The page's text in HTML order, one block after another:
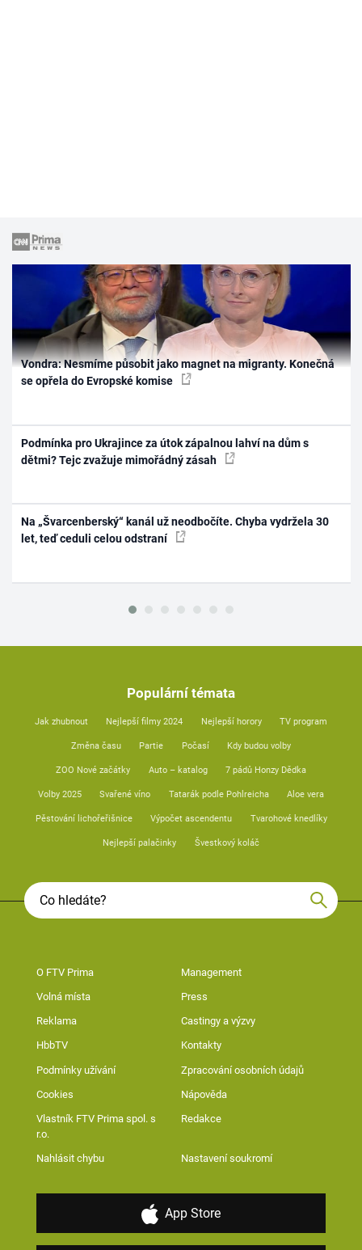
Vondra: Nesmíme působit jako magnet na migranty. Konečná
se opřela do Evropské komise
Podmínka pro Ukrajince za útok zápalnou lahví na dům s
dětmi? Tejc zvažuje mimořádný zásah
Na „Švarcenberský“ kanál už neodbočíte. Chyba vydržela 30
let, teď ceduli celou odstraní
Populární témata
Jak zhubnout Nejlepší filmy 2024 Nejlepší horory TV program
Změna času Partie Počasí Kdy budou volby
ZOO Nové začátky Auto – katalog 7 pádů Honzy Dědka
Volby 2025 Svařené víno Tatarák podle Pohlreicha Aloe vera
Pěstování lichořeřišnice Výpočet ascendentu Tvarohové knedlíky
Nejlepší palačinky Švestkový koláč
O FTV Prima Management
Volná místa Press
Reklama Castingy a výzvy
HbbTV Kontakty
Podmínky užívání Zpracování osobních údajů
Cookies Nápověda
Vlastník FTV Prima spol. s
r.o.
Redakce
Nahlásit chybu Nastavení soukromí
App Store